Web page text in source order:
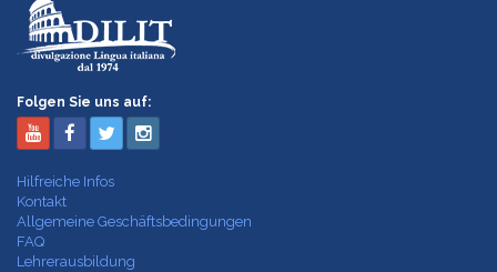
Folgen Sie uns auf:
Hilfreiche Infos
Kontakt
Allgemeine Geschäftsbedingungen
FAQ
Lehrerausbildung